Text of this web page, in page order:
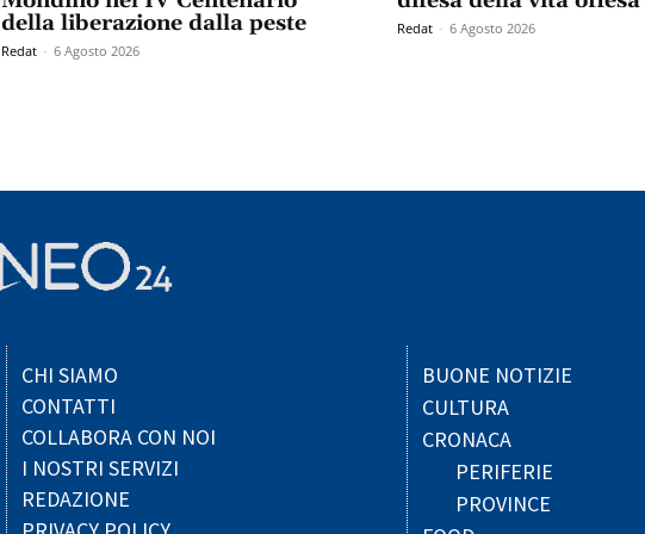
della liberazione dalla peste
Redat - 6 Agosto 2026
Redat - 6 Agosto 2026
CHI SIAMO
CONTATTI
COLLABORA CON NOI
I NOSTRI SERVIZI
REDAZIONE
BUONE NOTIZIE
CULTURA
CRONACA
PERIFERIE
PROVINCE